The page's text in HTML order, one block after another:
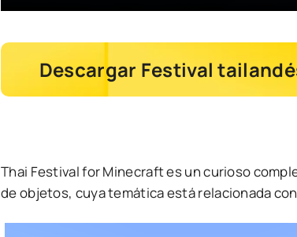
Descargar Festival
Thai Festival for Minecraft es un curioso
de objetos, cuya temática está relacionada